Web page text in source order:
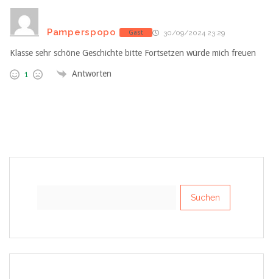
Pamperspopo Gast 30/09/2024 23:29
Klasse sehr schöne Geschichte bitte Fortsetzen würde mich freuen
1 Antworten